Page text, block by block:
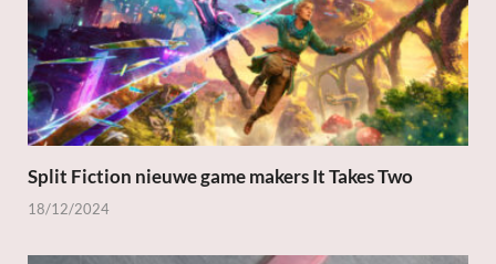
Split Fiction nieuwe game makers It Takes Two
18/12/2024